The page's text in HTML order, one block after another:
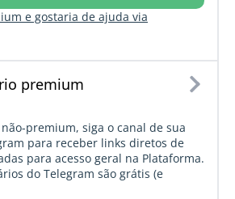
e gostaria de ajuda via
premium
premium, siga o canal de sua
para receber links diretos de
para acesso geral na Plataforma.
do Telegram são grátis (e